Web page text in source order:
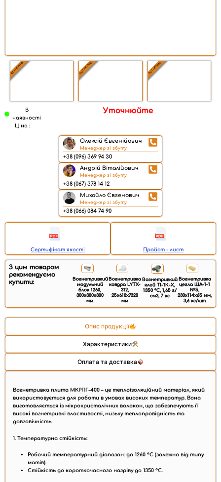
ВОГНЕТРИВ ВОГНЕТРИВ ВОГНЕТРИВ
В
наявності
Ціна :
Уточнюйте
Олексій Євгенійович
Менеджер зі збуту
+38 (096) 369 94 30
Андрій Віталійович
Менеджер зі збуту
+38 (067) 378 14 12
Михайло Євгенович
Менеджер зі збуту
+38 (066) 084 74 90
Сертифікат якості Прайст - лист
З цим товаром
рекомендуємо
купити:
Вогнетривкий
модульний
блок 1260,
300х300х300
мм
Вогнетривка
ковдра LYTX-
312,
25х610х7320
мм
Вогнетривкий
клей ТІ-1К-X,
1350 °C, 1,65 г/
см3, 7 кг
Вогнетривка
цегла ША-1-1
№5,
230x114x65 мм,
3,6 кг/шт
Опис продукції
Характеристики
Оплата та доставка
Вогнетривка плита МКРПГ-400 – це теплоізоляційний матеріал, який
використовується для роботи в умовах високих температур. Вона
виготовляється із мікрокристалічних волокон, що забезпечують її
високі вогнетривкі властивості, низьку теплопровідність та
довговічність.
1. Температурна стійкість:
Робочий температурний діапазон:до 1260 °C (залежно від типу
матів).
Стійкість до короткочасного нагріву до 1350 °C.